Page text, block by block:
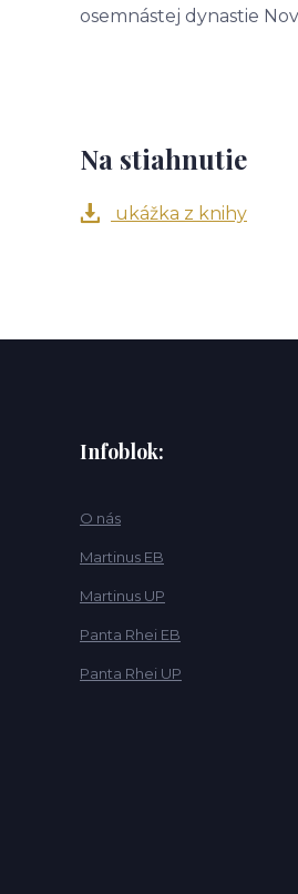
osemnástej dynastie
Na stiahnutie
ukážka z knihy
Infoblok:
O nás
Martinus EB
Martinus UP
Panta Rhei EB
Panta Rhei UP